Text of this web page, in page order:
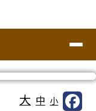
大 中 小